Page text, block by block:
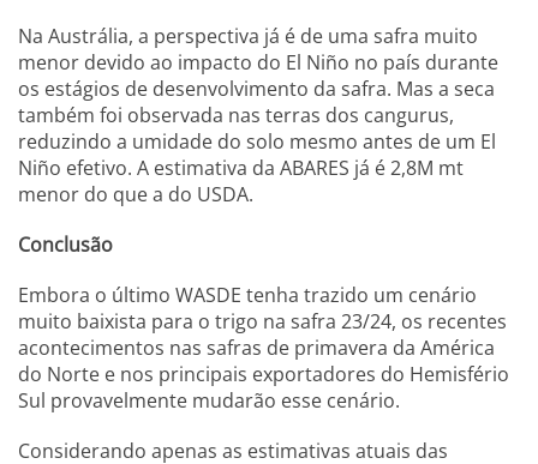
Na Austrália, a perspectiva já é de uma safra muito
menor devido ao impacto do El Niño no país durante
os estágios de desenvolvimento da safra. Mas a seca
também foi observada nas terras dos cangurus,
reduzindo a umidade do solo mesmo antes de um El
Niño efetivo. A estimativa da ABARES já é 2,8M mt
menor do que a do USDA.
Conclusão
Embora o último WASDE tenha trazido um cenário
muito baixista para o trigo na safra 23/24, os recentes
acontecimentos nas safras de primavera da América
do Norte e nos principais exportadores do Hemisfério
Sul provavelmente mudarão esse cenário.
Considerando apenas as estimativas atuais das